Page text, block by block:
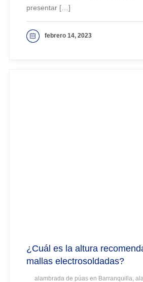
presentar […]
febrero 14, 2023
VER MAS
¿Cuál es la altura
mallas electrosoldadas?
alambrada de púas en Barranquilla,